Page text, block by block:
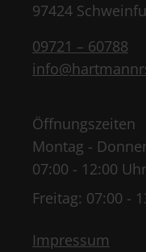
97424
09721 – 60788
Öffnungszeiten
Montag -
07:00 - 12:00
Freitag: 07:00 -
Impressum